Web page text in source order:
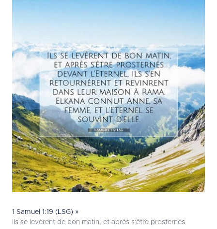
1 Samuel 1:19 (LSG) »
Ils se levèrent de bon matin, et après s'être prosternés